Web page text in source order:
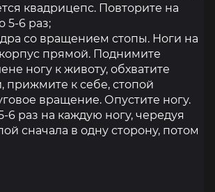
квадрицепс. Повторите на
5-6 раз;
со вращением стопы. Ноги на
прямой. Поднимите
ногу к животу, обхватите
прижмите к себе, стопой
вращение. Опустите ногу.
6 раз на каждую ногу, чередуя
сначала в одну сторону, потом